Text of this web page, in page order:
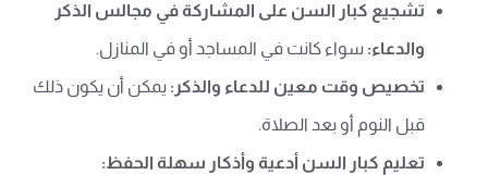
تشجيع كبار السن على المشاركة في مجالس الذكر
والدعاء: سواء كانت في المساجد أو في المنازل.
تخصيص وقت معين للدعاء والذكر: يمكن أن يكون ذلك
قبل النوم أو بعد الصلاة.
تعليم كبار السن أدعية وأذكار سهلة الحفظ: